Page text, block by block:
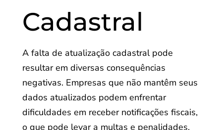
Cadastral
A falta de atualização cadastral pode
resultar em diversas consequências
negativas. Empresas que não mantêm seus
dados atualizados podem enfrentar
dificuldades em receber notificações fiscais,
o que pode levar a multas e penalidades.